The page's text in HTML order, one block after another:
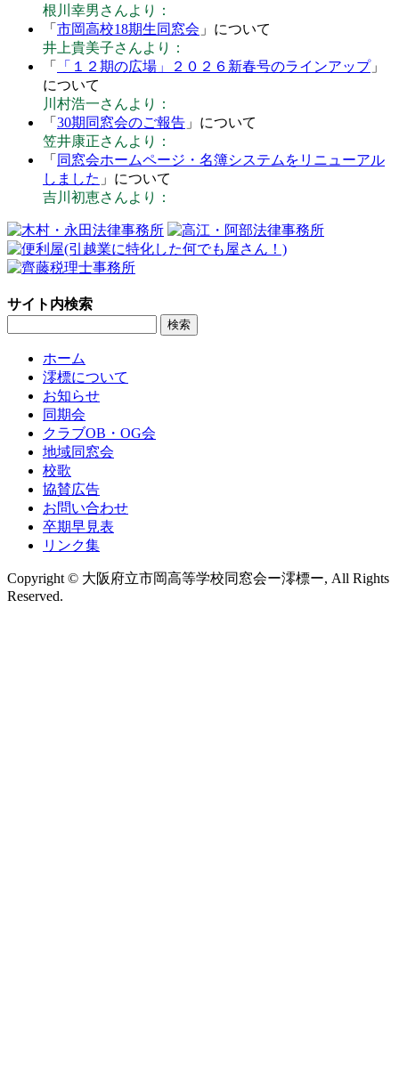
根川幸男さんより：
「 市岡高校18期生同窓会 」について
井上貴美子さんより：
「
「１２期の広場」２０２６新春号のラインアップ」
について
川村浩一さんより：
「 30期同窓会のご報告 」について
笠井康正さんより：
「 同窓会ホームページ・名簿システムをリニューアル
しました 」について
吉川初恵さんより：
サイト内検索
ホーム
澪標について
お知らせ
同期会
クラブOB・OG会
地域同窓会
校歌
協賛広告
お問い合わせ
卒期早見表
リンク集
Copyright © 大阪府立市岡高等学校同窓会ー澪標ー, All Rights
Reserved.